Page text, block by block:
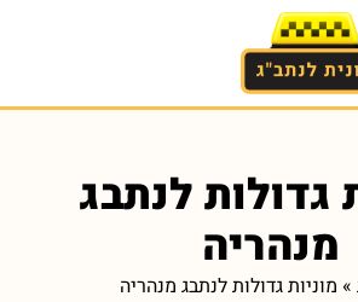
גדולות לנתבג
מנהריה
» מוניות גדולות לנתבג מנהריה